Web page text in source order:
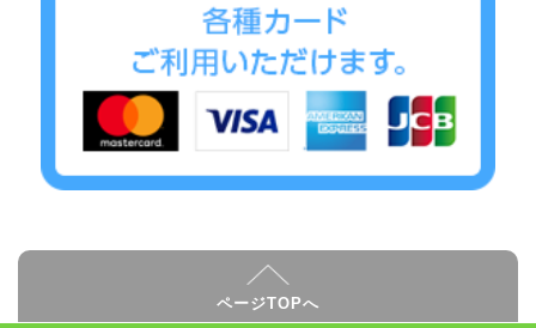
ページTOPへ